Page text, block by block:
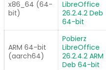
x86_64 (64-
bit)
LibreOffice
26.2.4.2 Deb
64-bit
ARM 64-bit
(aarch64)
Pobierz
LibreOffice
26.2.4.2 ARM
Deb 64-bit